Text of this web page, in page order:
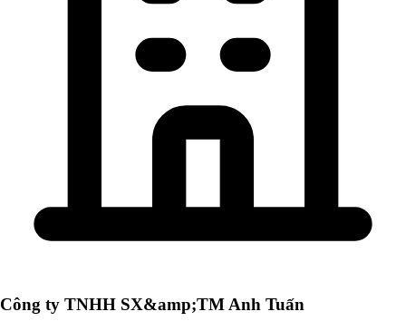
Công ty TNHH SX&amp;TM Anh Tuấn